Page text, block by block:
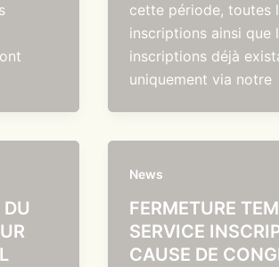
cette période, toutes
inscriptions ainsi que
inscriptions déjà
uniquement via notre
News
FERMETURE
SERVICE
CAUSE DE